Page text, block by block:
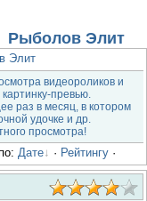
Рыболов Элит
Элит
видеороликов и
превью.
раз в месяц, в котором
удочке и др.
просмотра!
Дате · Рейтингу ·